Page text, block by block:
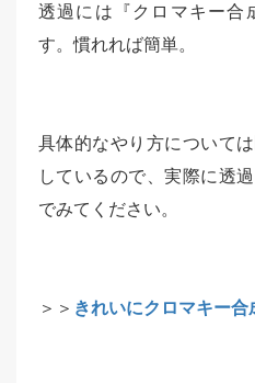
透過には『クロマキー合
す。慣れれば簡単。
具体的なやり方について
しているので、実際に透
でみてください。
＞＞ きれいにクロマキー合